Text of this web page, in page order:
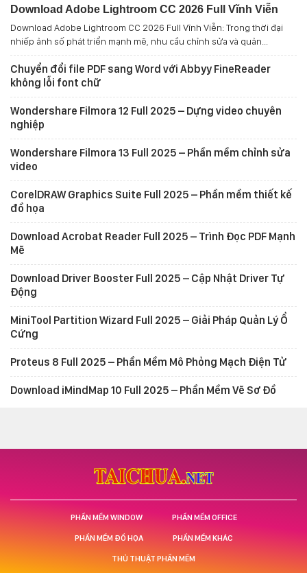
Download Adobe Lightroom CC 2026 Full Vĩnh Viễn
Download Adobe Lightroom CC 2026 Full Vĩnh Viễn: Trong thời đại
nhiếp ảnh số phát triển mạnh mẽ, nhu cầu chỉnh sửa và quản...
Chuyển đổi file PDF sang Word với Abbyy FineReader
không lỗi font chữ
Wondershare Filmora 12 Full 2025 – Dựng video chuyên
nghiệp
Wondershare Filmora 13 Full 2025 – Phần mềm chỉnh sửa
video
CorelDRAW Graphics Suite Full 2025 – Phần mềm thiết kế
đồ họa
Download Acrobat Reader Full 2025 – Trình Đọc PDF Mạnh
Mẽ
Download Driver Booster Full 2025 – Cập Nhật Driver Tự
Động
MiniTool Partition Wizard Full 2025 – Giải Pháp Quản Lý Ổ
Cứng
Proteus 8 Full 2025 – Phần Mềm Mô Phỏng Mạch Điện Tử
Download iMindMap 10 Full 2025 – Phần Mềm Vẽ Sơ Đồ
PHẦN MỀM WINDOW PHẦN MỀM OFFICE
PHẦN MỀM ĐỒ HỌA PHẦN MỀM KHÁC
THỦ THUẬT PHẦN MỀM